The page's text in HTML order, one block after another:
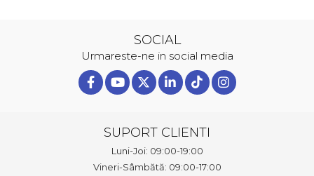
SOCIAL
Urmareste-ne in social media
SUPORT CLIENTI
Luni-Joi: 09:00-19:00
Vineri-Sâmbătă: 09:00-17:00